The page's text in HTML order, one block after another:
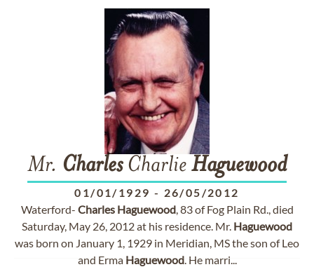
Mr. CharlesCharlie Haguewood
01/01/1929 - 26/05/2012
Waterford- Charles Haguewood, 83 of Fog Plain Rd., died
Saturday, May 26, 2012 at his residence. Mr. Haguewood
was born on January 1, 1929 in Meridian, MS the son of Leo
and Erma Haguewood. He marri...